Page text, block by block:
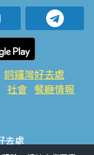
銅鑼灣好去處
社會 餐廳情報
去處